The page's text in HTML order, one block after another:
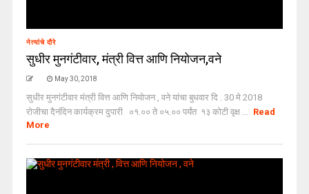
नेत्यांचे दौरे
सुधीर मुनगंटीवार, मंत्री वित्त आणि नियोजन,वने
May 30, 2018
सुधीर मुनगंटीवार मंत्री वित्त आणि नियोजन , वने यांचा बुधवार दि . 30 मे 2018
रोजीचा दैनंदिन कार्यक्रम दुपारी ०१.०० ते ०५.०० पर्यंत १३ कोटी वृक्ष ... Read
More